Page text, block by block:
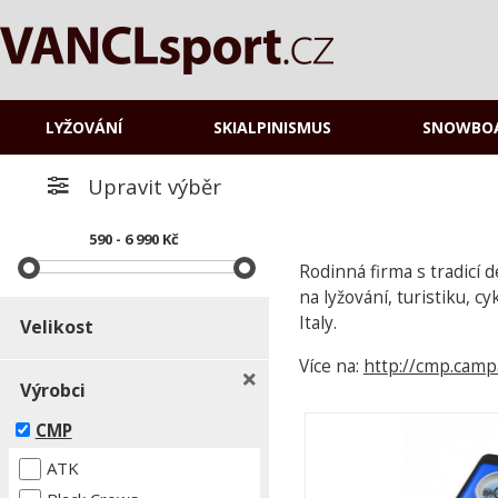
LYŽOVÁNÍ SKIALPINISMUS
Rodinná firma s tradicí
na lyžování, turistiku,
Italy.
Více na: http://
Upravit výběr
590 - 6 990 Kč
Velikost
Výrobci
CMP
ATK